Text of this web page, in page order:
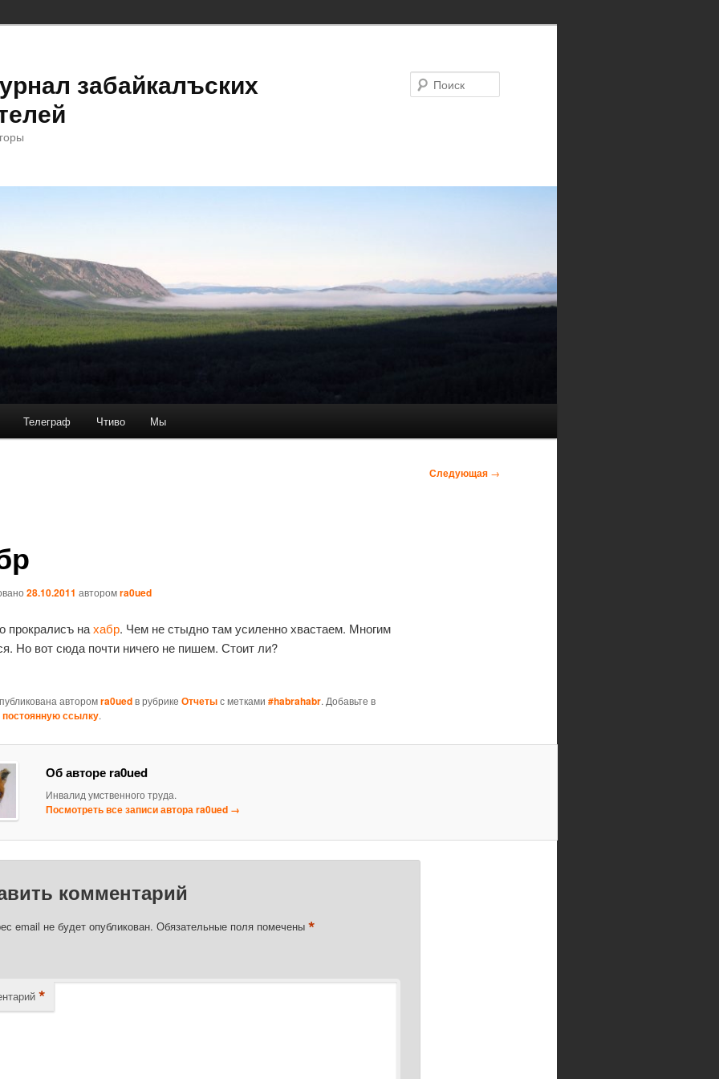
забайкалъских
Телеграф Чтиво Мы
Следующая →
28.10.2011 авторомra0ued
прокралисъ нахабр. Чем не стыдно там усиленно хвастаем. Многим
Но вот сюда почти ничего не пишем. Стоит ли?
авторомra0uedв рубрикеОтчетыс метками#habrahabr. Добавьте в
постоянную ссылку.
Об авторе ra0ued
Инвалид умственного труда.
Посмотреть все записи автора ra0ued →
комментарий
email не будет опубликован. Обязательные поля помечены*
*